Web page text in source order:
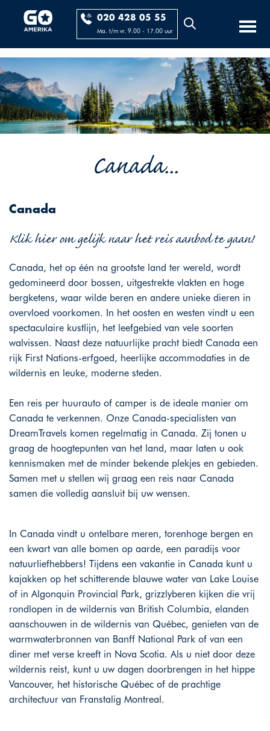
020 428 05 55
Ma. t/m vr. 9.00 - 17.00 uur
Canada...
Canada
Klik hier om gelijk naar het reis aanbod te gaan!
Canada, het op één na grootste land ter wereld, wordt
gedomineerd door bossen, uitgestrekte vlakten en hoge
bergketens, waar wilde beren en andere unieke dieren in
overvloed voorkomen. In het oosten en westen vindt u een
spectaculaire kustlijn, het leefgebied van vele soorten
walvissen. Naast deze natuurlijke pracht biedt Canada een
rijk First Nations-erfgoed, heerlijke accommodaties in de
wildernis en leuke, moderne steden.
Een reis per huurauto of camper is de ideale manier om
Canada te verkennen. Onze Canada-specialisten van
DreamTravels komen regelmatig in Canada. Zij tonen u
graag de hoogtepunten van het land, maar laten u ook
kennismaken met de minder bekende plekjes en gebieden.
Samen met u stellen wij graag een reis naar Canada
samen die volledig aansluit bij uw wensen.
In Canada vindt u ontelbare meren, torenhoge bergen en
een kwart van alle bomen op aarde, een paradijs voor
natuurliefhebbers! Tijdens een vakantie in Canada kunt u
kajakken op het schitterende blauwe water van Lake Louise
of in Algonquin Provincial Park, grizzlyberen kijken die vrij
rondlopen in de wildernis van British Columbia, elanden
aanschouwen in de wildernis van Québec, genieten van de
warmwaterbronnen van Banff National Park of van een
diner met verse kreeft in Nova Scotia. Als u niet door deze
wildernis reist, kunt u uw dagen doorbrengen in het hippe
Vancouver, het historische Québec of de prachtige
architectuur van Franstalig Montreal.